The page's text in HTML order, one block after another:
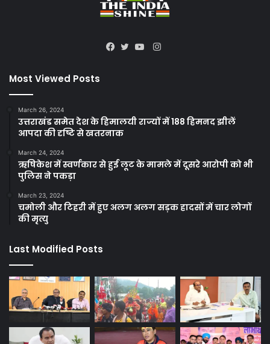
Instagram
Most Viewed Posts
March 26, 2024
उत्तराखंड समेत देश के हिमालयी राज्यों में 188 हिमनद झीलें
आपदा की दृष्टि से खतरनाक
March 24, 2024
ऋषिकेश में स्वर्णकार से हुई लूट के मामले में दूसरे आरोपी को भी
पुलिस ने पकड़ा
March 23, 2024
चमोली और टिहरी में हुए अलग अलग सड़क हादसों में चार लोगों
की मृत्यु
Last Modified Posts